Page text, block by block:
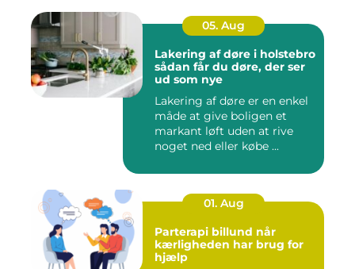
05. Aug
Lakering af døre i holstebro
sådan får du døre, der ser
ud som nye
Lakering af døre er en enkel
måde at give boligen et
markant løft uden at rive
noget ned eller købe ...
01. Aug
Parterapi billund når
kærligheden har brug for
hjælp